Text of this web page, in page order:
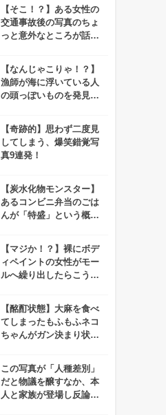
【そこ！？】ある女性の
交通事故後の写真のちょ
っと意外なところが話題
【なんじゃこりゃ！？】
漁師が海に浮いている人
の頭っぽいものを発見！
【奇跡的】思わず二度見
してしまう、爆笑錯覚写
真9連発！
【炭水化物モンスター】
あるコンビニ弁当のごは
んが「特盛」という概念
に！
【マジか！？】裸にボデ
ィペイントの女性がモー
ルへ繰り出したらこうな
【酩酊状態】大麻を食べ
てしまったもふもふネコ
ちゃんがガン決まり状態
この写真が「人種差別」
だと物議を醸すなか、本
人と家族が登場し反論す